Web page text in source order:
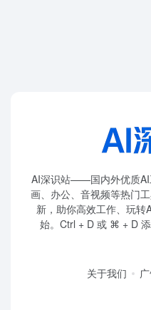
AI深识站——国内外优质AI
画、办公、音视频等热门
新，助你高效工作、玩转
始。Ctrl + D 或 ⌘ + D 添
关于我们